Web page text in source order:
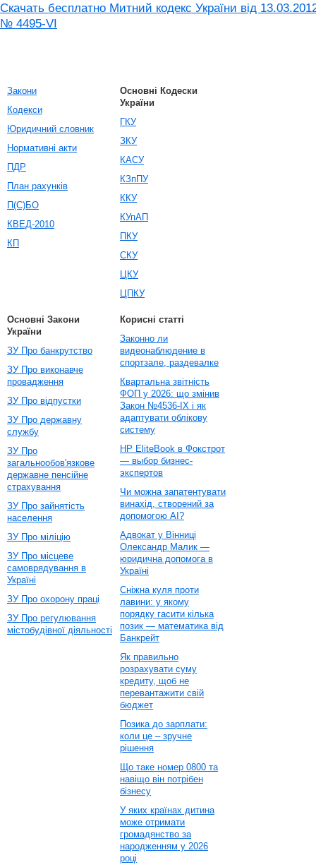
Скачать бесплатно Митний кодекс України від
№ 4495-VI
Закони
Кодекси
Юридичний словник
Нормативні акти
ПДР
План рахунків
П(С)БО
КВЕД-2010
КП
Основні Кодески
України
ГКУ
ЗКУ
КАСУ
КЗпПУ
ККУ
КУпАП
ПКУ
СКУ
ЦКУ
ЦПКУ
Основні Закони
України
ЗУ Про банкрутство
ЗУ Про виконавче
провадження
ЗУ Про відпустки
ЗУ Про державну
службу
ЗУ Про
загальнообов'язкове
державне пенсійне
страхування
ЗУ Про зайнятість
населення
ЗУ Про міліцію
ЗУ Про місцеве
самоврядування в
Україні
ЗУ Про охорону праці
ЗУ Про регулювання
містобудівної діяльності
Корисні статті
Законно ли
видеонаблюдение в
спортзале, раздевалке
Квартальна звітність
ФОП у 2026: що змінив
Закон №4536-IX і як
адаптувати облікову
систему
HP EliteBook в Фокстрот
— выбор бизнес-
экспертов
Чи можна запатентувати
винахід, створений за
допомогою AI?
Адвокат у Вінниці
Олександр Малик —
юридична допомога в
Україні
Сніжна куля проти
лавини: у якому
порядку гасити кілька
позик — математика від
Банкрейт
Як правильно
розрахувати суму
кредиту, щоб не
перевантажити свій
бюджет
Позика до зарплати:
коли це – зручне
рішення
Що таке номер 0800 та
навіщо він потрібен
бізнесу
У яких країнах дитина
може отримати
громадянство за
народженням у 2026
році